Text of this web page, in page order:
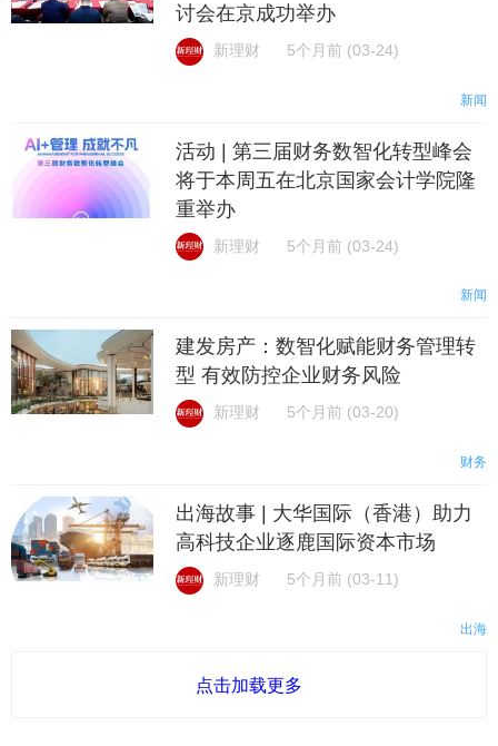
讨会在京成功举办
新理财 5个月前 (03-24)
新闻
活动 | 第三届财务数智化转型峰会
将于本周五在北京国家会计学院隆
重举办
新理财 5个月前 (03-24)
新闻
建发房产：数智化赋能财务管理转
型 有效防控企业财务风险
新理财 5个月前 (03-20)
财务
出海故事 | 大华国际（香港）助力
高科技企业逐鹿国际资本市场
新理财 5个月前 (03-11)
出海
点击加载更多